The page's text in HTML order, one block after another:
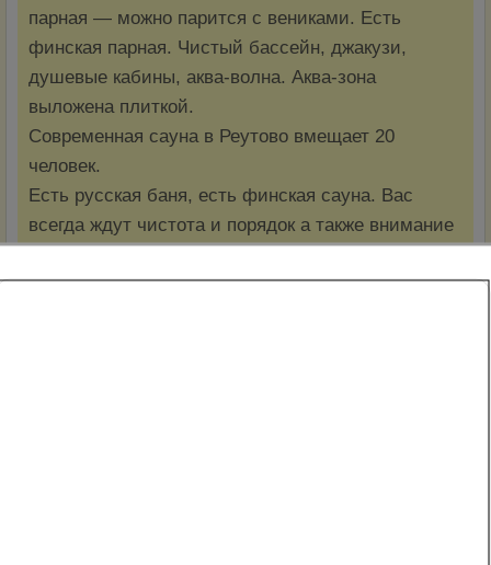
парная — можно парится с вениками. Есть
финская парная. Чистый бассейн, джакузи,
душевые кабины, аква-волна. Аква-зона
выложена плиткой.
Современная сауна в Реутово вмещает 20
человек.
Есть русская баня, есть финская сауна. Вас
всегда ждут чистота и порядок а также внимание